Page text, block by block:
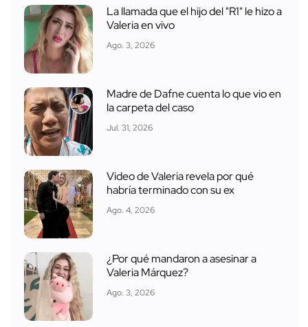
La llamada que el hijo del "R1" le hizo a
Valeria en vivo
Ago. 3, 2026
Madre de Dafne cuenta lo que vio en
la carpeta del caso
Jul. 31, 2026
Video de Valeria revela por qué
habría terminado con su ex
Ago. 4, 2026
¿Por qué mandaron a asesinar a
Valeria Márquez?
Ago. 3, 2026